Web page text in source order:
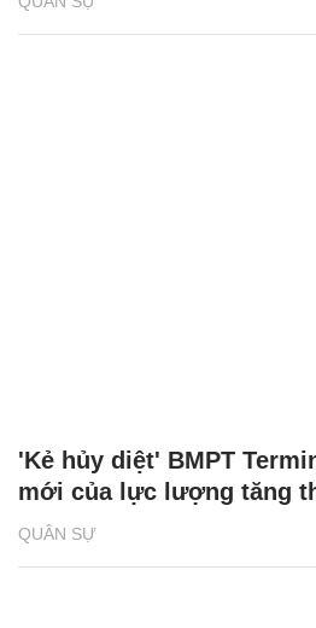
QUÂN SỰ
'Kẻ hủy diệt' BMPT
mới của lực lượng tăng